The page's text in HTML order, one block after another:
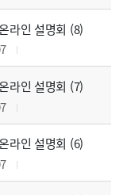
라인 설명회 (8)
라인 설명회 (7)
라인 설명회 (6)